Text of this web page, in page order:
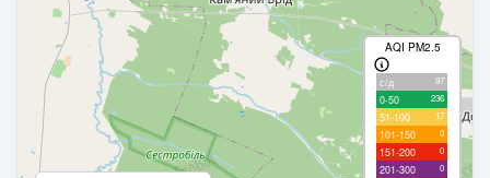
AQI PM2.5
с/д 97
0-50 236
51-100 17
101-150 0
151-200 0
201-300 0